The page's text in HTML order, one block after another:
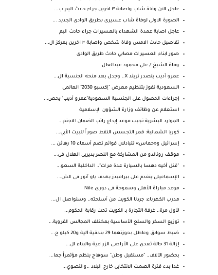
عاجل الان وفاة شاب واصابة ٣ اخرين جراء حادث اليم ب...
الصورة الاولى لوفاة شاب عسيرى بطريق الوادى الجديد ...
عاجل اصابة عمدة الشهداء بالعسيرات جراء حادث اليم
تفاصيل حادث الامس وفاة شخص واصابة ٣ اخرين بمركز ال...
صور ابناء العسيرات مصابي حادث طريق الوادى
وفاة الشيخ / علي محمود عبدالعال
عمرو أديب يتصدر تريند X.. وجدل بعد منحه الجنسية ال...
السعودية تفوز بتنظيم معرض "إكسبو 2030" العالمى
إجراءات الحصول على الجنسية السعودية"عمرو أديب" يحص...
استعلام عن وظائف وزارة الشؤون الإسلامية
الموارد البشرية تجيب موعد إيداع راتب الضمان الاجتم...
كوريا الشمالية: قمر التجسس التقط صوراً للبيت الأبي...
إسرائيل و«حماس» تتبادلان قوائم تضم أسماء 10 رهائن ...
موقف رونالدو من المشاركة مع النصر بديربى الهلال فى...
"قتل أخيه دهسا بالسيارة عدة مرات".. الداخلية السعو...
الإسماعيلى يتقدم على بيراميدز بهدف ياو أنور فى الش...
موعد مباراة الأهلى وسموحة فى دورى Nile
مدرب الكهرباء: جردنا الكويت من أسلحته.. وسنواصل ال...
لأول مرة.. غرفة التجارة بـ الكويت تحت رقابة الحكوم...
توزيع السكر والسلع الأساسية بمختلف المجالس القروية...
ضبط سوابق وعاطل بحوزتهما 29 بندقية آلية و20 كيلو ح...
إزالة 31 حالة تعدى على الأراضي الزراعية والبناء ال...
بحضور الآلاف.. "مستقبل وطن" سوهاج ينظم مؤتمراً جما...
غدا بدء فترة الصمت الانتخابى خارج البلاد ..والتصوي...